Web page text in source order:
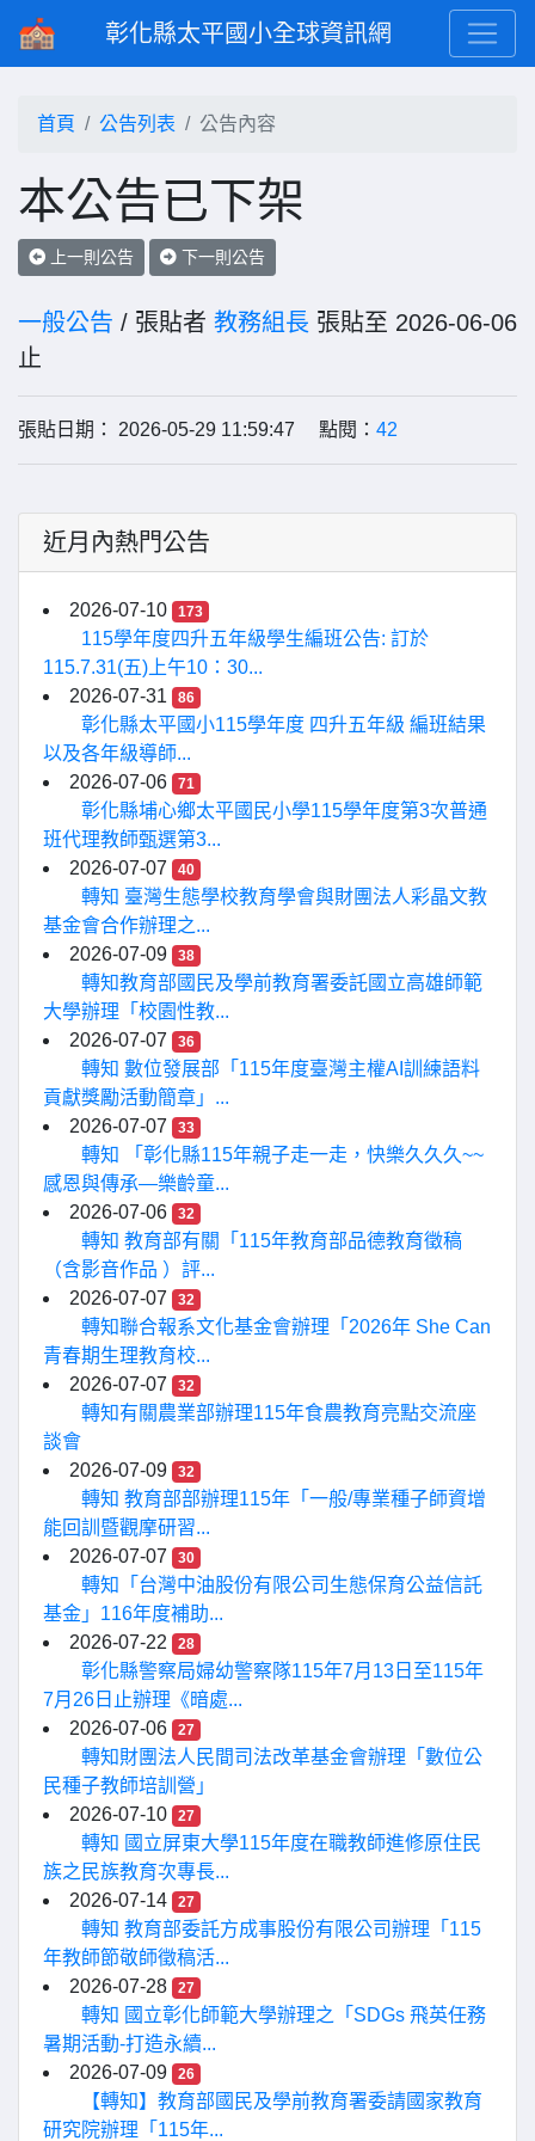
彰化縣太平國小全球資訊網
首頁 公告列表 公告內容
本公告已下架
上一則公告 下一則公告
一般公告 / 張貼者 教務組長 張貼至 2026-06-06
止
張貼日期： 2026-05-29 11:59:47 點閱： 42
近月內熱門公告
2026-07-10 173
115學年度四升五年級學生編班公告: 訂於
115.7.31(五)上午10：30...
2026-07-31
86
彰化縣太平國小115學年度 四升五年級 編班結果
以及各年級導師...
2026-07-06
71
彰化縣埔心鄉太平國民小學115學年度第3次普通
班代理教師甄選第3...
2026-07-07
40
轉知 臺灣生態學校教育學會與財團法人彩晶文教
基金會合作辦理之...
2026-07-09
38
轉知教育部國民及學前教育署委託國立高雄師範
大學辦理「校園性教...
2026-07-07
36
轉知 數位發展部「115年度臺灣主權AI訓練語料
貢獻獎勵活動簡章」...
2026-07-07
33
轉知 「彰化縣115年親子走一走，快樂久久久~~
感恩與傳承—樂齡童...
2026-07-06
32
轉知 教育部有關「115年教育部品德教育徵稿
（含影音作品 ）評...
2026-07-07
32
轉知聯合報系文化基金會辦理「2026年 She Can
青春期生理教育校...
2026-07-07
32
轉知有關農業部辦理115年食農教育亮點交流座
談會
2026-07-09
32
轉知 教育部部辦理115年「一般/專業種子師資增
能回訓暨觀摩研習...
2026-07-07
30
轉知「台灣中油股份有限公司生態保育公益信託
基金」116年度補助...
2026-07-22
28
彰化縣警察局婦幼警察隊115年7月13日至115年
7月26日止辦理《暗處...
2026-07-06
27
轉知財團法人民間司法改革基金會辦理「數位公
民種子教師培訓營」
2026-07-10
27
轉知 國立屏東大學115年度在職教師進修原住民
族之民族教育次專長...
2026-07-14
27
轉知 教育部委託方成事股份有限公司辦理「115
年教師節敬師徵稿活...
2026-07-28
27
轉知 國立彰化師範大學辦理之「SDGs 飛英任務
暑期活動-打造永續...
2026-07-09
26
【轉知】教育部國民及學前教育署委請國家教育
研究院辦理「115年...